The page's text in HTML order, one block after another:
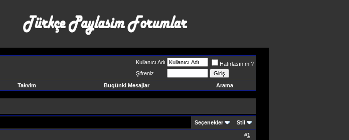
Kullanıcı Adı
Hatırlasın mı?
Şifreniz
Takvim Bugünki Mesajlar Arama
Seçenekler Stil
#1